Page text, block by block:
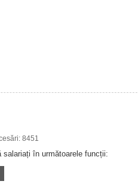
8451
salariați în următoarele funcții: